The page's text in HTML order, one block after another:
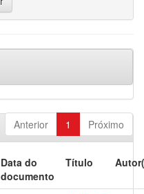
Anterior 1 Próximo
Data do
documento
Título